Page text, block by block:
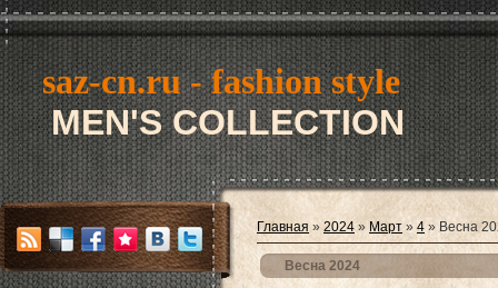
saz-cn.ru - fashion style
MEN'S COLLECTION
Главная » 2024 » Март » 4 » Весна
Весна 2024